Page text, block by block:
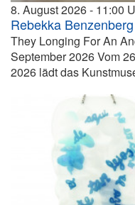
8. August 2026 11:00
Rebekka Benzenberg
They Longing For An
September 2026 Vom
2026 lädt das